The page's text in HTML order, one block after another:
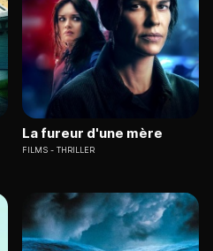
La fureur d'une mère
FILMS THRILLER